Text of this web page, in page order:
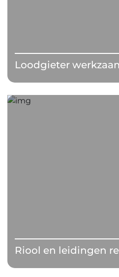
Loodgieter
Riool en leidingen